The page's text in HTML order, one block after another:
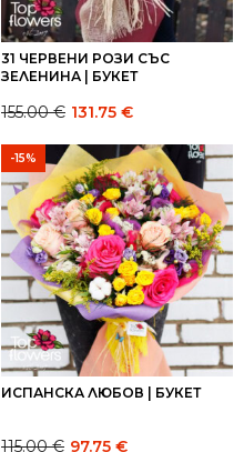
31 ЧЕРВЕНИ РОЗИ СЪС
ЗЕЛЕНИНА | БУКЕТ
Original
price
was:
155.00 €.
155.00€
Current
price
is:
155.00 €.
131.75 €
-15%
ИСПАНСКА ЛЮБОВ | БУКЕТ
115.00€ 97.75 €